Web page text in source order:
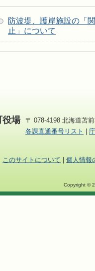
防波堤、護岸施設の「
止」について
役場
〒 078-4198 北海道苫
各課直通番号リスト
このサイトについて 個人情報
Copyright ©